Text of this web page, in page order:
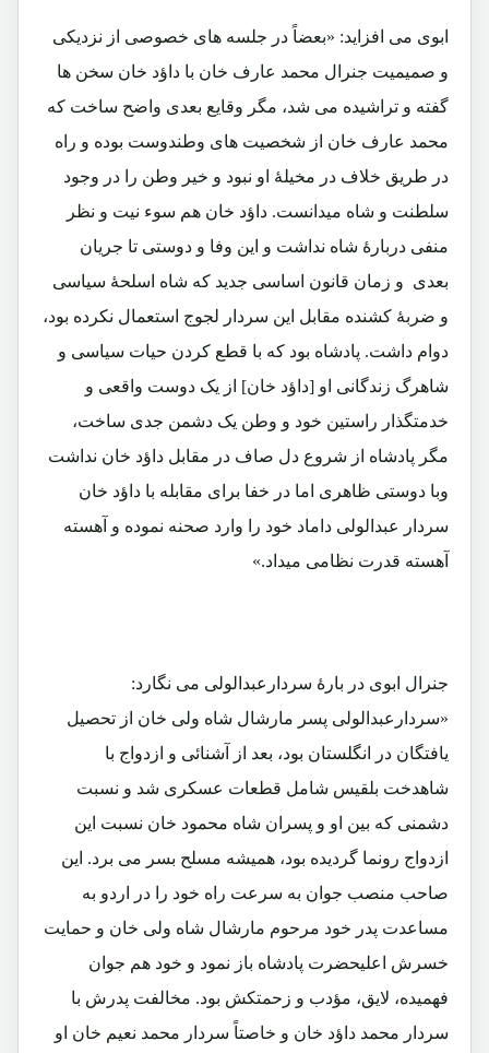
ابوی می افزاید: «بعضاً در جلسه های خصوصی از نزدیکی
و صمیمیت جنرال محمد عارف خان با داؤد خان سخن ها
گفته و تراشیده می شد، مگر وقایع بعدی واضح ساخت که
محمد عارف خان از شخصیت های وطندوست بوده و راه
در طریق خلاف در مخیلۀ او نبود و خیر وطن را در وجود
سلطنت و شاه میدانست. داؤد خان هم سوء نیت و نظر
منفی دربارۀ شاه نداشت و این وفا و دوستی تا جریان
بعدی و زمان قانون اساسی جدید که شاه اسلحۀ سیاسی
و ضربۀ کشنده مقابل این سردار لجوج استعمال نکرده بود،
دوام داشت. پادشاه بود که با قطع کردن حیات سیاسی و
شاهرگ زندگانی او [داؤد خان] از یک دوست واقعی و
خدمتگذار راستین خود و وطن یک دشمن جدی ساخت،
مگر پادشاه از شروع دل صاف در مقابل داؤد خان نداشت
وبا دوستی ظاهری اما در خفا برای مقابله با داؤد خان
سردار عبدالولی داماد خود را وارد صحنه نموده و آهسته
آهسته قدرت نظامی میداد.»
جنرال ابوی در بارۀ سردارعبدالولی می نگارد:
«سردارعبدالولی پسر مارشال شاه ولی خان از تحصیل
یافتگان در انگلستان بود، بعد از آشنائی و ازدواج با
شاهدخت بلقیس شامل قطعات عسکری شد و نسبت
دشمنی که بین او و پسران شاه محمود خان نسبت این
ازدواج رونما گردیده بود، همیشه مسلح بسر می برد. این
صاحب منصب جوان به سرعت راه خود را در اردو به
مساعدت پدر خود مرحوم مارشال شاه ولی خان و حمایت
خسرش اعلیحضرت پادشاه باز نمود و خود هم جوان
فهمیده، لایق، مؤدب و زحمتکش بود. مخالفت پدرش با
سردار محمد داؤد خان و خاصتاً سردار محمد نعیم خان او